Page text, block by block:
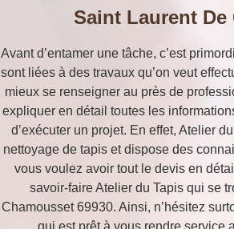
Saint Laurent De
Avant d’entamer une tâche, c’est
sont liées à des travaux qu’on veut
mieux se renseigner au près de
expliquer en détail toutes les
d’exécuter un projet. En effet, Atelier
nettoyage de tapis et dispose des
vous voulez avoir tout le devis en
savoir-faire Atelier du Tapis qui se
Chamousset 69930. Ainsi, n’hésitez
qui est prêt à vous rendre service